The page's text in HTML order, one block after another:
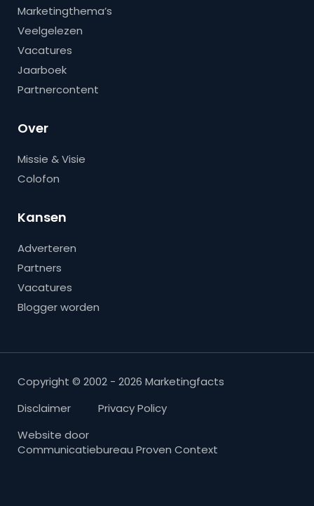
Marketingthema’s
Veelgelezen
Vacatures
Jaarboek
Partnercontent
Over
Missie & Visie
Colofon
Kansen
Adverteren
Partners
Vacatures
Blogger worden
Copyright © 2002 - 2026 Marketingfacts
Disclaimer
Privacy Policy
Website door
Communicatiebureau Proven Context